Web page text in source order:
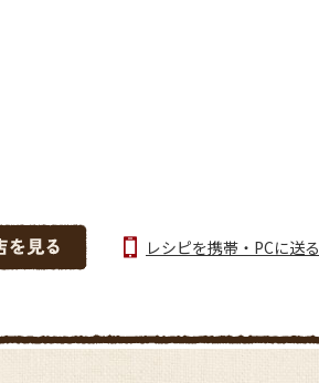
レシピを携帯・PCに送る